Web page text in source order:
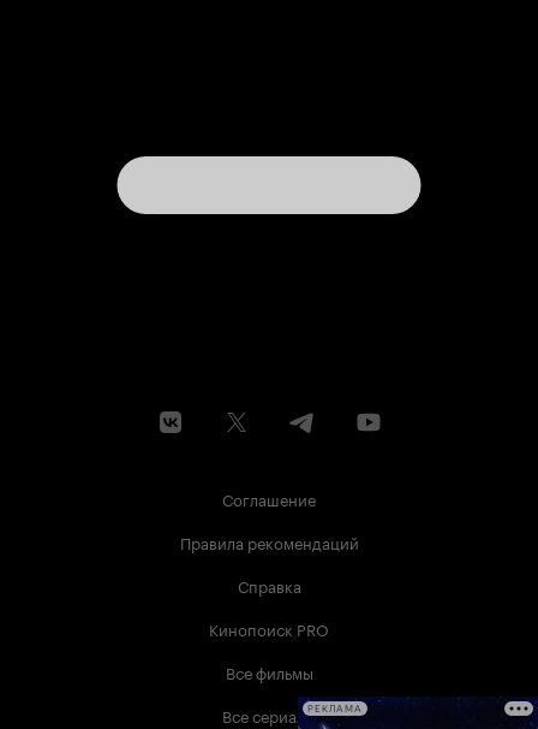
Соглашение
Правила рекомендаций
Справка
Кинопоиск PRO
Все фильмы
Все сериалыРЕКЛАМА